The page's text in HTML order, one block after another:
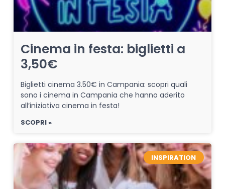
Cinema in festa: biglietti a
3,50€
Biglietti cinema 3.50€ in Campania: scopri quali
sono i cinema in Campania che hanno aderito
all’iniziativa cinema in festa!
SCOPRI »
INSPIRATION